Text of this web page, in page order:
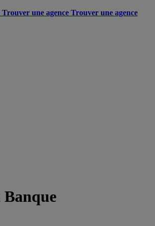
Trouver une agence Trouver une agence
Banque